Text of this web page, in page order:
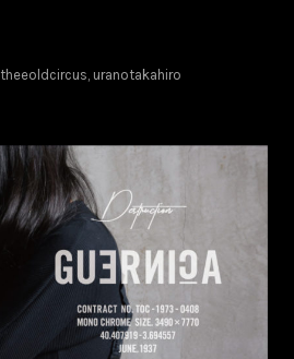
theeoldcircus uranotakahiro